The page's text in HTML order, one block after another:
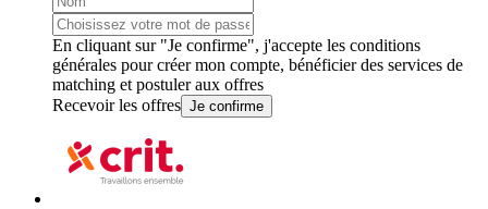
En cliquant sur "Je confirme", j'accepte les conditions
générales pour créer mon compte, bénéficier des services de
matching et postuler aux offres
Recevoir les offres Je confirme